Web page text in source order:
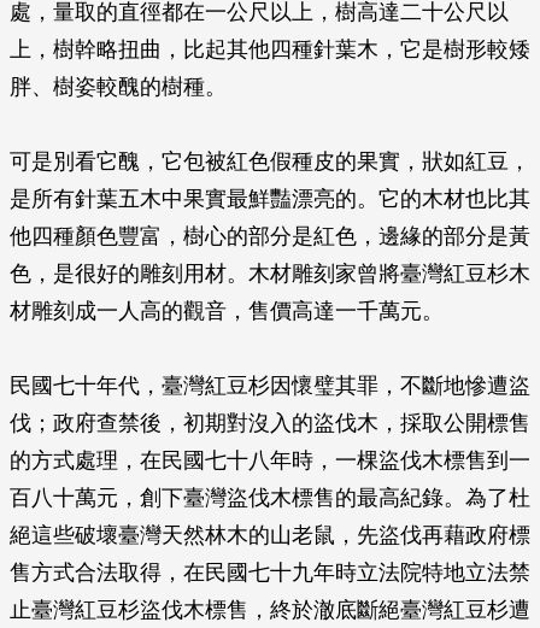
處，量取的直徑都在一公尺以上，樹高達二十公尺以
上，樹幹略扭曲，比起其他四種針葉木，它是樹形較矮
胖、樹姿較醜的樹種。
可是別看它醜，它包被紅色假種皮的果實，狀如紅豆，
是所有針葉五木中果實最鮮豔漂亮的。它的木材也比其
他四種顏色豐富，樹心的部分是紅色，邊緣的部分是黃
色，是很好的雕刻用材。木材雕刻家曾將臺灣紅豆杉木
材雕刻成一人高的觀音，售價高達一千萬元。
民國七十年代，臺灣紅豆杉因懷璧其罪，不斷地慘遭盜
伐；政府查禁後，初期對沒入的盜伐木，採取公開標售
的方式處理，在民國七十八年時，一棵盜伐木標售到一
百八十萬元，創下臺灣盜伐木標售的最高紀錄。為了杜
絕這些破壞臺灣天然林木的山老鼠，先盜伐再藉政府標
售方式合法取得，在民國七十九年時立法院特地立法禁
止臺灣紅豆杉盜伐木標售，終於澈底斷絕臺灣紅豆杉遭